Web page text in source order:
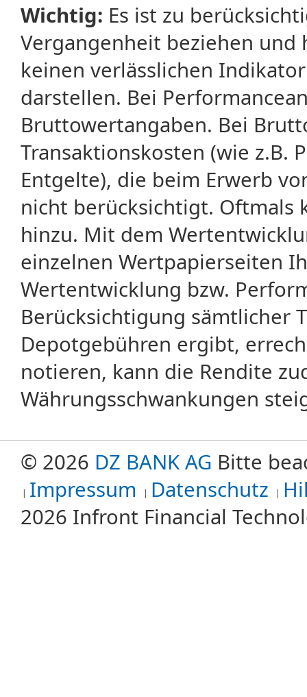
Wichtig: Es ist zu
Vergangenheit beziehen
keinen verlässlichen
darstellen. Bei
Bruttowertangaben. Bei
Transaktionskosten (wie z.B.
Entgelte), die beim Erwerb
nicht berücksichtigt. Oftmals
hinzu. Mit dem
einzelnen Wertpapierseiten
Wertentwicklung bzw.
Berücksichtigung sämtlicher
Depotgebühren ergibt,
notieren, kann die Rendite
Währungsschwankungen
© 2026 DZ BANK AG Bitte
Impressum
Datenschutz
2026 Infront Financial